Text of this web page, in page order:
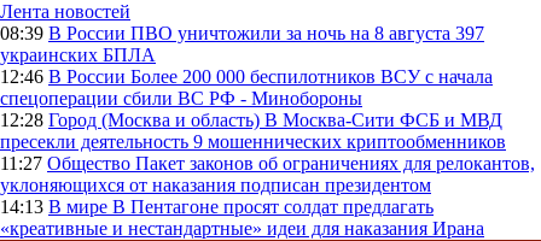
Лента новостей
08:39 В России ПВО уничтожили за ночь на 8 августа 397
украинских БПЛА
12:46 В России Более 200 000 беспилотников ВСУ с начала
спецоперации сбили ВС РФ - Минобороны
12:28 Город (Москва и область) В Москва-Сити ФСБ и МВД
пресекли деятельность 9 мошеннических криптообменников
11:27 Общество Пакет законов об ограничениях для релокантов,
уклоняющихся от наказания подписан президентом
14:13 В мире В Пентагоне просят солдат предлагать
«креативные и нестандартные» идеи для наказания Ирана